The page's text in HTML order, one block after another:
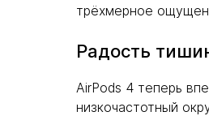
трёхмерное
Радость
AirPods 4 теперь
низкочастотный